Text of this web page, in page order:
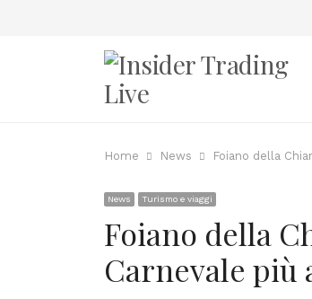
Home News Foiano della
News Turismo e viaggi
Foiano della
Carnevale più